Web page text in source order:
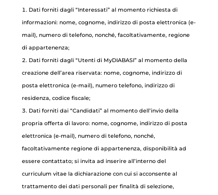
Dati forniti dagli “Interessati” al momento richiesta di
informazioni: nome, cognome, indirizzo di posta elettronica (e-
mail), numero di telefono, nonché, facoltativamente, regione
di appartenenza;
Dati forniti dagli “Utenti di MyDIABASI” al momento della
creazione dell’area riservata: nome, cognome, indirizzo di
posta elettronica (e-mail), numero telefono, indirizzo di
residenza, codice fiscale;
Dati forniti dai “Candidati” al momento dell’invio della
propria offerta di lavoro: nome, cognome, indirizzo di posta
elettronica (e-mail), numero di telefono, nonché,
facoltativamente regione di appartenenza, disponibilità ad
essere contattato; si invita ad inserire all’interno del
curriculum vitae la dichiarazione con cui si acconsente al
trattamento dei dati personali per finalità di selezione,